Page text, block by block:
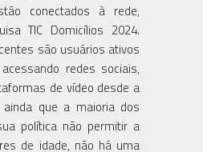
conectados à rede,
TIC Domicílios 2024.
são usuários ativos
redes sociais,
de vídeo desde a
ainda que a maioria dos
política não permitir a
de idade, não há uma